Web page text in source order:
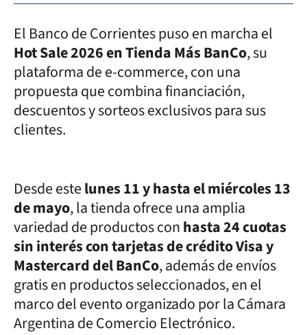
El Banco de Corrientes puso en marcha el
Hot Sale 2026 en Tienda Más BanCo, su
plataforma de e-commerce, con una
propuesta que combina financiación,
descuentos y sorteos exclusivos para sus
clientes.
Desde estelunes 11 y hasta el miércoles 13
de mayo, la tienda ofrece una amplia
variedad de productos conhasta 24 cuotas
sin interés con tarjetas de crédito Visa y
Mastercard del BanCo, además de envíos
gratis en productos seleccionados, en el
marco del evento organizado por la Cámara
Argentina de Comercio Electrónico.